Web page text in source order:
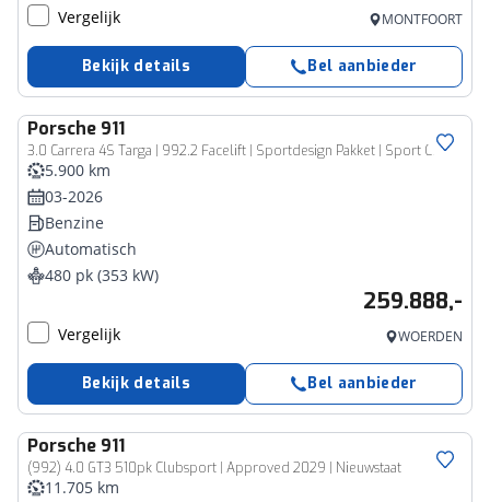
Vergelijk MONTFOORT
Bekijk details Bel aanbieder
Porsche 911
3.0 Carrera 4S Targa | 992.2 Facelift | Sportdesign Pakket | Sport Chrono Pakket | Adaptieve cruise control | Liftsysteem | Sportuitlaat | Stoelventilatie | BOSE Surround-Sound-System | Getinte HD-Matrix led-koplampen | Adaptieve sportstoelen 18-voudig |
5.900 km
03-2026
Benzine
Automatisch
480 pk (353 kW)
259.888,-
Vergelijk WOERDEN
Bekijk details Bel aanbieder
Porsche 911
(992) 4.0 GT3 510pk Clubsport | Approved 2029 | Nieuwstaat
11.705 km